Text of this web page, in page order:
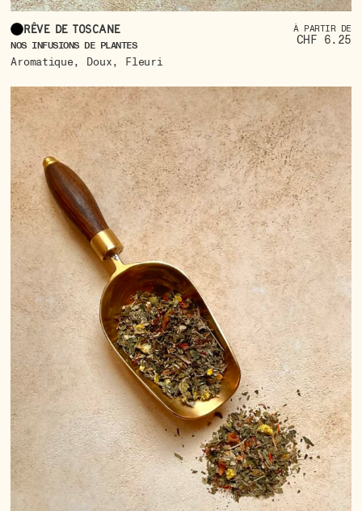
Rêve de Toscane
NOS INFUSIONS DE PLANTES
Aromatique, Doux, Fleuri
À PARTIR DE
CHF 6.25